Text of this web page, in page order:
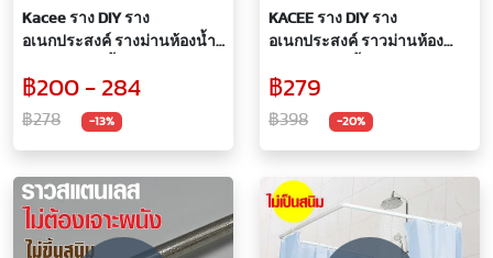
Kacee ราง DIY ราง
อเนกประสงค์ รางม่านห้องน้ำ
1 ทิศทาง / ไม่ใช่รางยืดหด)
฿200 - 284
฿278 -13%
KACEE ราง DIY ราง
อเนกประสงค์ ราวม่านห้องน้ำ
ทิศทาง(ไม่ใช่รางยืดหด) ราง
ม่านห้องน้ำอะลูมิเนียม
฿279
฿398 -20%